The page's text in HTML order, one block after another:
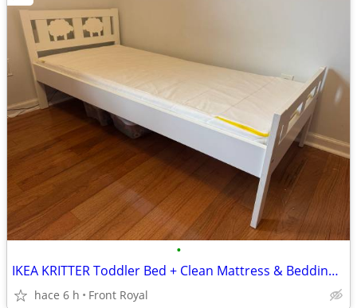
•
IKEA KRITTER Toddler Bed + Clean Mattress & Bedding Set
hace 6 h Front Royal